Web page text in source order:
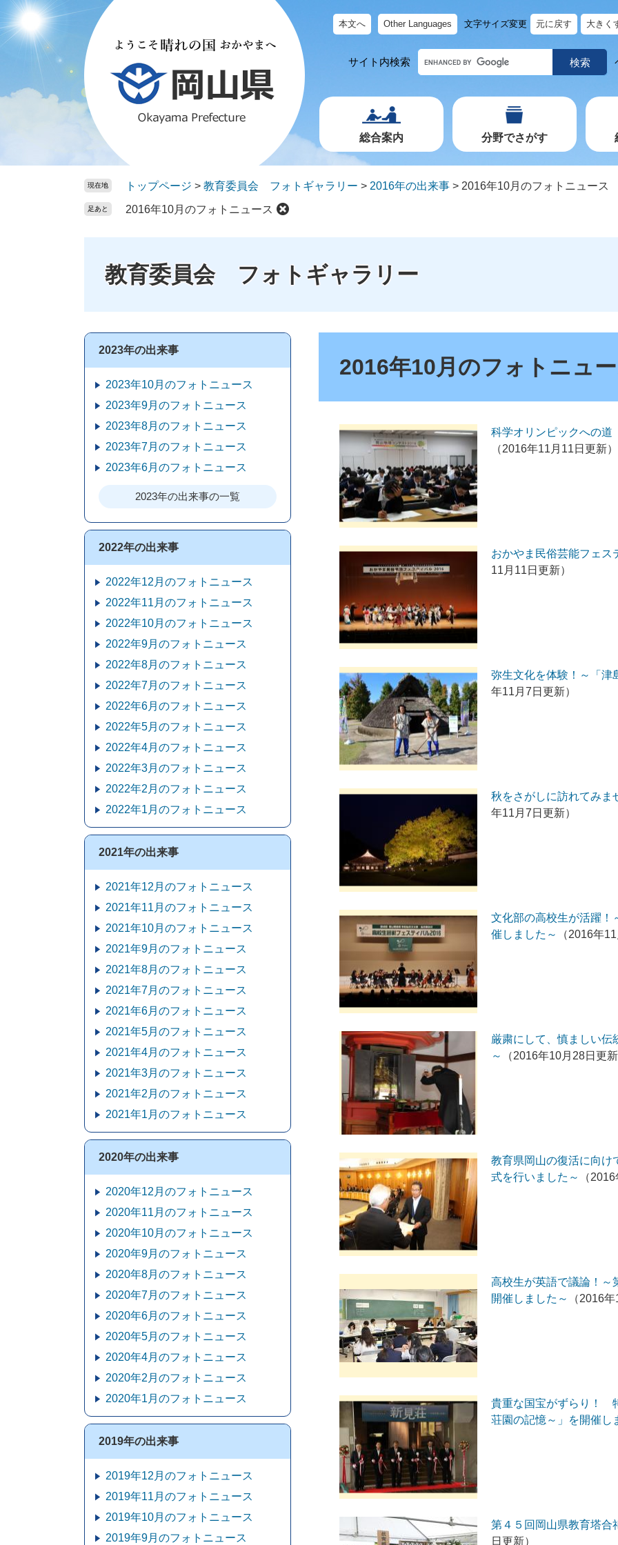
ー
ジ
ニ
ュ
本文へ Other Languages 文字サイズ変更 元に戻す 大きく
サイト内検索
キ
ー
ワ
ド
総合案内 分野でさがす
現在地 トップページ > 教育委員会 フォトギャラリー > 2016年の出来事 > 2016年10月のフォトニュース
足あと 2016年10月のフォトニュース
教育委員会 フォトギャラリー
2016年10月のフォトニュ
科学オリンピックへの
（2016年11月11日更新）
おかやま民俗芸能フェス
11月11日更新）
弥生文化を体験！～「津
年11月7日更新）
秋をさがしに訪れてみま
年11月7日更新）
文化部の高校生が活躍！
催しました～
（2016年
厳粛にして、慎ましい伝
～
（2016年10月28日更
教育県岡山の復活に向け
式を行いました～
（
高校生が英語で議論！～
開催しました～
（2016
貴重な国宝がずらり！
荘園の記憶～」を開催し
第４５回岡山県教育塔合
日更新）
2023年の出来事
2023年10月のフォトニュース
2023年9月のフォトニュース
2023年8月のフォトニュース
2023年7月のフォトニュース
2023年6月のフォトニュース
2023年の出来事の一覧
2022年の出来事
2022年12月のフォトニュース
2022年11月のフォトニュース
2022年10月のフォトニュース
2022年9月のフォトニュース
2022年8月のフォトニュース
2022年7月のフォトニュース
2022年6月のフォトニュース
2022年5月のフォトニュース
2022年4月のフォトニュース
2022年3月のフォトニュース
2022年2月のフォトニュース
2022年1月のフォトニュース
2021年の出来事
2021年12月のフォトニュース
2021年11月のフォトニュース
2021年10月のフォトニュース
2021年9月のフォトニュース
2021年8月のフォトニュース
2021年7月のフォトニュース
2021年6月のフォトニュース
2021年5月のフォトニュース
2021年4月のフォトニュース
2021年3月のフォトニュース
2021年2月のフォトニュース
2021年1月のフォトニュース
2020年の出来事
2020年12月のフォトニュース
2020年11月のフォトニュース
2020年10月のフォトニュース
2020年9月のフォトニュース
2020年8月のフォトニュース
2020年7月のフォトニュース
2020年6月のフォトニュース
2020年5月のフォトニュース
2020年4月のフォトニュース
2020年2月のフォトニュース
2020年1月のフォトニュース
2019年の出来事
2019年12月のフォトニュース
2019年11月のフォトニュース
2019年10月のフォトニュース
2019年9月のフォトニュース